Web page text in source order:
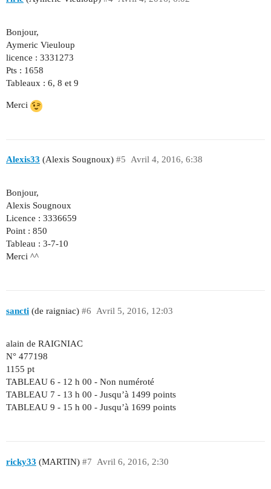
Bonjour,
Aymeric Vieuloup
licence : 3331273
Pts : 1658
Tableaux : 6, 8 et 9
Merci
Alexis33 (Alexis Sougnoux) Avril 4, 2016, 6:38
#5
Bonjour,
Alexis Sougnoux
Licence : 3336659
Point : 850
Tableau : 3-7-10
Merci ^^
sancti (de raigniac) Avril 5, 2016, 12:03
#6
alain de RAIGNIAC
N° 477198
1155 pt
TABLEAU 6 - 12 h 00 - Non numéroté
TABLEAU 7 - 13 h 00 - Jusqu’à 1499 points
TABLEAU 9 - 15 h 00 - Jusqu’à 1699 points
ricky33 (MARTIN) Avril 6, 2016, 2:30
#7